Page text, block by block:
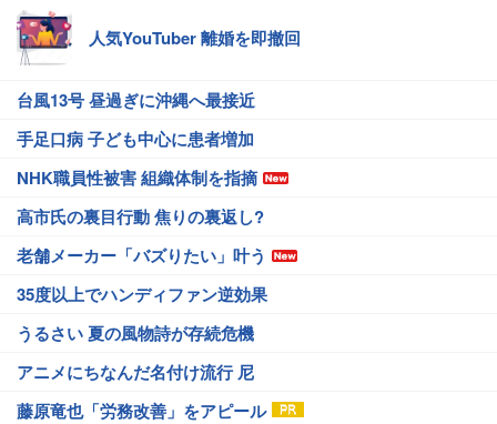
人気YouTuber 離婚を即撤回
台風13号 昼過ぎに沖縄へ最接近
手足口病 子ども中心に患者増加
NHK職員性被害 組織体制を指摘
高市氏の裏目行動 焦りの裏返し?
老舗メーカー「バズりたい」叶う
35度以上でハンディファン逆効果
うるさい 夏の風物詩が存続危機
アニメにちなんだ名付け流行 尼
藤原竜也「労務改善」をアピール